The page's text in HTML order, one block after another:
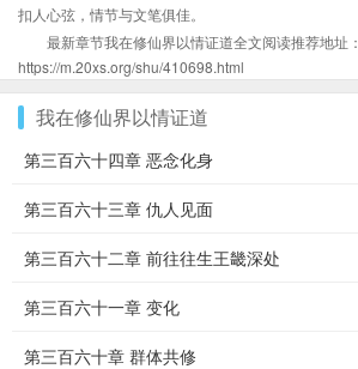
扣人心弦，情节与文笔俱佳。
最新章节我在修仙界以情证道全文阅读推荐地址：
https://m.20xs.org/shu/410698.html
我在修仙界以情证道
第三百六十四章 恶念化身
第三百六十三章 仇人见面
第三百六十二章 前往往生王畿深处
第三百六十一章 变化
第三百六十章 群体共修